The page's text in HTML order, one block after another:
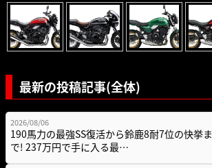
最新の投稿記事(全体)
2026/08/06
190馬力の最強SS復活から鈴鹿8耐7位の快挙ま
で! 237万円で手に入る最…